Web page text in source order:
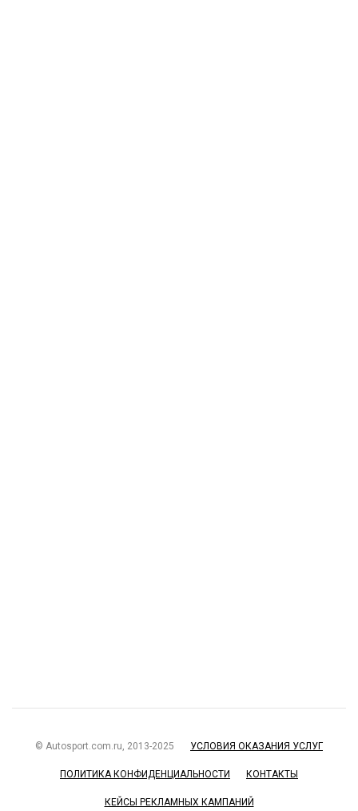
© Autosport.com.ru, 2013-2025 УСЛОВИЯ ОКАЗАНИЯ УСЛУГ
ПОЛИТИКА КОНФИДЕНЦИАЛЬНОСТИ КОНТАКТЫ
КЕЙСЫ РЕКЛАМНЫХ КАМПАНИЙ